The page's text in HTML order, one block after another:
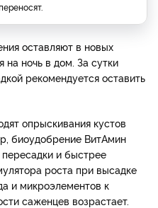
оставляют в новых
на ночь в дом. За сутки
рекомендуется оставить
опрыскивания кустов
биоудобрение ВитАмин
и быстрее
роста при высадке
и микроэлементов к
саженцев возрастает.